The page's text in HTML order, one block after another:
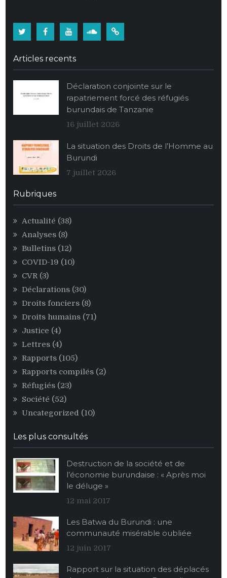
population
vide
ses
stocks
alimentaires
maïs
profit
Articles recents
Déclaration conjointe sur le
rapatriement forcé des réfugiés
burundais de Tanzanie
16 juillet 2026
La situation des Droits de l’Homme au
Burundi
7 juillet 2026
Rubriques
Actualité (38)
Analyses (8)
Bulletins (12)
COVID-19 (10)
CVR(3)
Déclarations (30)
Droits fonciers (8)
Droits humains (71)
Justice (4)
Lettres (4)
Rapports (105)
Rapports compilés (2)
Réfugiés (23)
Société (52)
Uncategorized (10)
Les plus consultés
Destruction de la société et de
l’économie burundaise : « Après moi
le déluge »
12 mai 2017
Les Batwa du Burundi : une
communauté misérable oubliée
12 juin 2017
Rapport sur la situation des déplacés